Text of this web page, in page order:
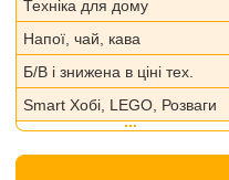
Техніка для дому
Напої, чай, кава
Б/В і знижена в ціні тех.
Smart Хобі, LEGO, Розваги